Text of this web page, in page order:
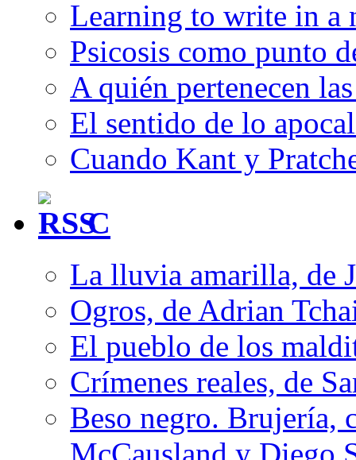
Learning to write in a
Psicosis como punto
A quién pertenecen
El sentido de lo
Cuando Kant y
C
La lluvia amarilla, de
Ogros, de Adrian
El pueblo de los
Crímenes reales, de
Beso negro. Brujería,
McCausland y Diego